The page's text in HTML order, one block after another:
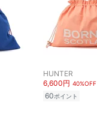
HUNTER
6,600円 40%OFF
60ポイント